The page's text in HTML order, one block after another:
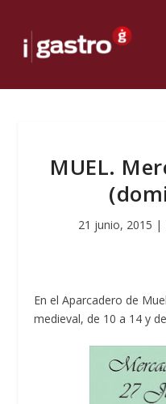
MUEL.
21 junio, 2015 |
En el Aparcadero de
medieval, de 10 a 14 y